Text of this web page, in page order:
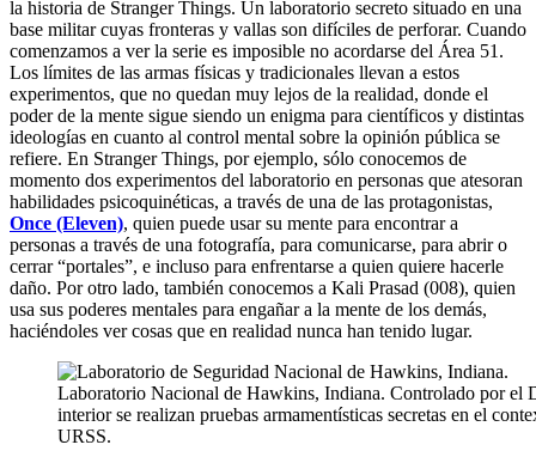
la historia de Stranger Things. Un laboratorio secreto situado en una
base militar cuyas fronteras y vallas son difíciles de perforar. Cuando
comenzamos a ver la serie es imposible no acordarse del Área 51.
Los límites de las armas físicas y tradicionales llevan a estos
experimentos, que no quedan muy lejos de la realidad, donde el
poder de la mente sigue siendo un enigma para científicos y distintas
ideologías en cuanto al control mental sobre la opinión pública se
refiere. En Stranger Things, por ejemplo, sólo conocemos de
momento dos experimentos del laboratorio en personas que atesoran
habilidades psicoquinéticas, a través de una de las protagonistas,
Once (Eleven), quien puede usar su mente para encontrar a
personas a través de una fotografía, para comunicarse, para abrir o
cerrar “portales”, e incluso para enfrentarse a quien quiere hacerle
daño. Por otro lado, también conocemos a Kali Prasad (008), quien
usa sus poderes mentales para engañar a la mente de los demás,
haciéndoles ver cosas que en realidad nunca han tenido lugar.
Laboratorio Nacional de Hawkins, Indiana. Controlado por el
interior se realizan pruebas armamentísticas secretas en el
URSS.